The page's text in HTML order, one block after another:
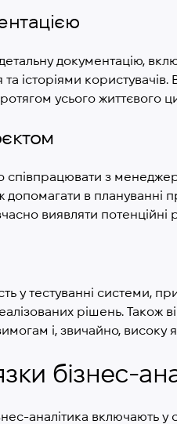
документацію,
історіями
усього життєвого
співпрацювати з
допомагати в плануванні
виявляти потенційні
у тестуванні системи,
рішень. Також
і, звичайно, високу
бізнес-
аналітика включають